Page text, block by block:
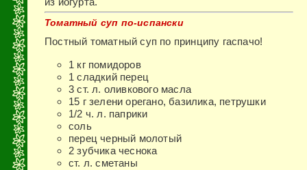
Томатный суп по-испански
Постный томатный суп по принципу гаспачо!
1 кг помидоров
1 сладкий перец
3 ст. л. оливкового масла
15 г зелени орегано, базилика, петрушки
1/2 ч. л. паприки
соль
перец черный молотый
2 зубчика чеснока
ст. л. сметаны